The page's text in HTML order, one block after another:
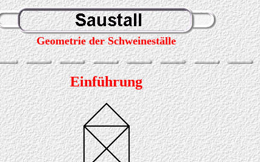
Geometrie der Schweineställe
Einführung